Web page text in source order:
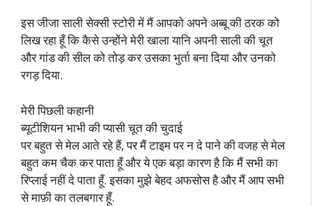
इस जीजा साली सेक्सी स्टोरी में मैं आपको अपने अब्बू की ठरक को
लिख रहा हूँ कि कैसे उन्होंने मेरी खाला यानि अपनी साली की चूत
और गांड की सील को तोड़ कर उसका भुर्ता बना दिया और उनको
रगड़ दिया.
मेरी पिछली कहानी
ब्यूटीशियन भाभी की प्यासी चूत की चुदाई
पर बहुत से मेल आते रहे हैं, पर मैं टाइम पर न दे पाने की वजह से मेल
बहुत कम चैक कर पाता हूँ और ये एक बड़ा कारण है कि मैं सभी का
रिप्लाई नहीं दे पाता हूँ. इसका मुझे बेहद अफसोस है और मैं आप सभी
से माफ़ी का तलबगार हूँ.